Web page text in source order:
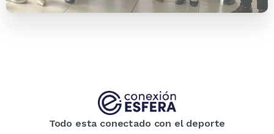
Todo esta conectado con el deporte